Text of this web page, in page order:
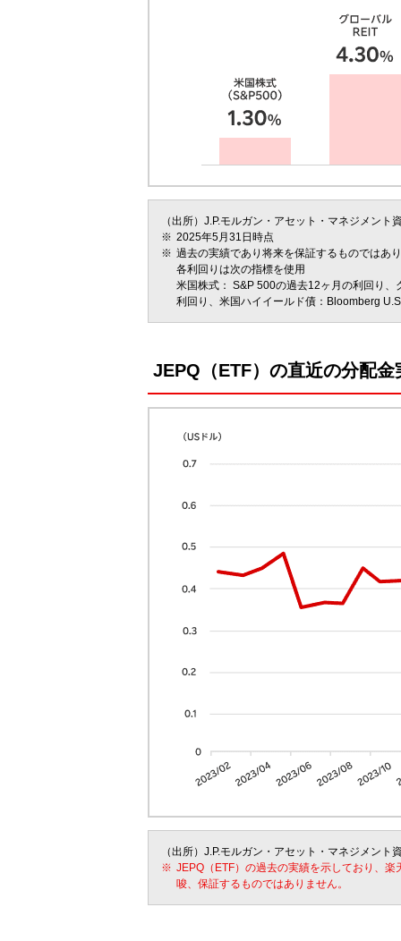
（出所）J.P.モルガン・アセット・マネジメント
2025年5月31日時点
過去の実績であり将来を保証するものではあ
各利回りは次の指標を使用
米国株式： S&P 500の過去12ヶ月の利回り
利回り、米国ハイイールド債：Bloomberg
JEPQ（ETF）の直近の分配金
（出所）J.P.モルガン・アセット・マネジメント
JEPQ（ETF）の過去の実績を示しており、
唆、保証するものではありません。